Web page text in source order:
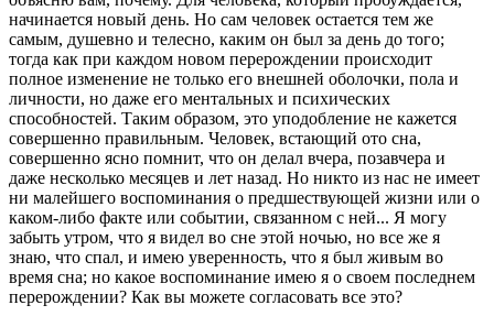
начинается новый день. Но сам человек остается тем же
самым, душевно и телесно, каким он был за день до того;
тогда как при каждом новом перерождении происходит
полное изменение не только его внешней оболочки, пола и
личности, но даже его ментальных и психических
способностей. Таким образом, это уподобление не кажется
совершенно правильным. Человек, встающий ото сна,
совершенно ясно помнит, что он делал вчера, позавчера и
даже несколько месяцев и лет назад. Но никто из нас не имеет
ни малейшего воспоминания о предшествующей жизни или о
каком-либо факте или событии, связанном с ней... Я могу
забыть утром, что я видел во сне этой ночью, но все же я
знаю, что спал, и имею уверенность, что я был живым во
время сна; но какое воспоминание имею я о своем последнем
перерождении? Как вы можете согласовать все это?